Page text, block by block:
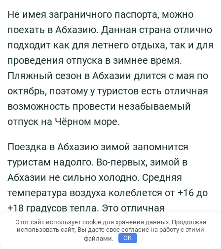
Не имея заграничного паспорта, можно
поехать в Абхазию. Данная страна отлично
подходит как для летнего отдыха, так и для
проведения отпуска в зимнее время.
Пляжный сезон в Абхазии длится с мая по
октябрь, поэтому у туристов есть отличная
возможность провести незабываемый
отпуск на Чёрном море.
Поездка в Абхазию зимой запомнится
туристам надолго. Во-первых, зимой в
Абхазии не сильно холодно. Средняя
температура воздуха колеблется от +16 до
+18 градусов тепла. Это отличная
возможность отдохнуть от суровых
российских зим. Досуг в зимнее время в
Этот сайт использует cookie для хранения данных. Продолжая
использовать сайт, Вы даете свое согласие на работу с этими
файлами.
OK